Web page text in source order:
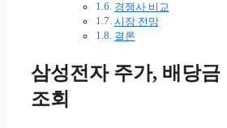
경쟁사 비교
시장 전망
결론
삼성전자 주가, 배당금
조회